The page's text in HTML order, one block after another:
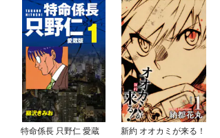
特命係長 只野仁 愛蔵
新約 オオカミが来る！